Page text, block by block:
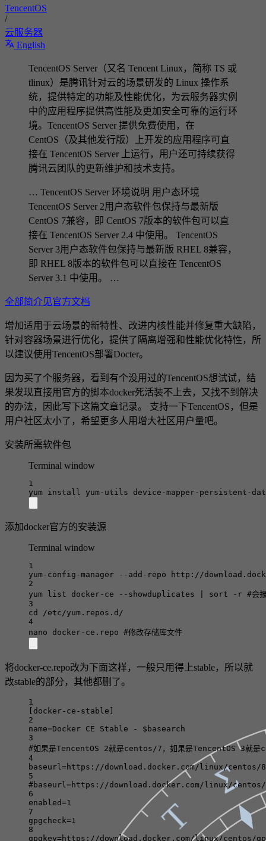
TencentOS
/
云服务器
English
TencentOS Server（又名 Tencent Linux，简称 TS 或
tlinux）是腾讯针对云的场景研发的 Linux 操作系
统，提供特定的功能及性能优化，为云服务器实例
中的应用程序提供高性能及更加安全可靠的运行环
境。TencentOS Server 提供免费使用，在
CentOS（及其他发行版）上开发的应用程序可直
接在 TencentOS Server 上运行，用户还可持续获得
腾讯云团队的更新维护和技术支持。
… TencentOS Server 环境说明 用户态环境
TencentOS Server 2用户态软件包保持与最新版
CentOS 7兼容，即 CentOS 7版本的软件包可以直
接在 TencentOS Server 2.4 中使用。 TencentOS
Server 3用户态软件包保持与最新版 RHEL 8兼容，
即 RHEL 8版本的软件包可以直接在 TencentOS
Server 3.1 中使用。 …
全部简介见官方文档
增加适用于云场景的新特性、改进内核性能并修复重大缺陷，
针对容器场景进行优化，提供了隔离增强和性能优化特性，所
以建议使用TencentOS部署Docter。
因为买了个服务器，看到有个没用过的TencentOS想试试，结
果发现直接用官方的脚本docker死活装不上去，又找不到解决
的办法，因此写下这篇文章记录。 支持一下TencentOS，但是
用户社区太小了，希望更多人用增大社区用户量吧。
安装所需软件包
Terminal window
1
yum
install yum-utils device-mapper-persistent-
添加docker官方的安装源
Terminal window
1
yum-config-manager
--add-repo
http://
2
yum
list docker-ce --showduplicates sort -r #会
3
cd
/etc/yum.repos.d/
4
nano
docker-ce.repo #修改存储库文件
将docker-ce.repo改为下面这样，一般只用得上stable，所以就
改stable的部分，其他都删了。
1
[docker-ce-stable]
2
name=Docker CE Stable - $basearch
3
#如果是TencentOS 2就是centos/7，如果是TencentOS 3就
4
baseurl=https://download.docker.com/linux/centos/
5
#baseurl=https://download.docker.com/linux/
6
enabled=1
7
gpgcheck=1
8
gpgkey=https://download.docker.com/linux/centos/
Τ
Σ